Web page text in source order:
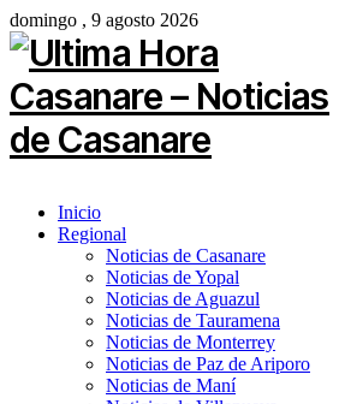
domingo , 9 agosto 2026
Inicio
Regional
Noticias de Casanare
Noticias de Yopal
Noticias de Aguazul
Noticias de Tauramena
Noticias de Monterrey
Noticias de Paz de Ariporo
Noticias de Maní